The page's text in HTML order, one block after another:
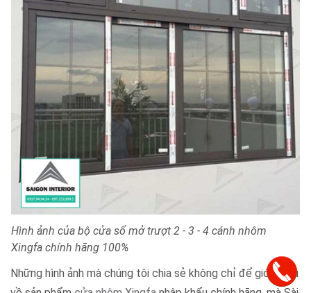
Hình ảnh của bộ cửa sổ mở trượt 2 - 3 - 4 cánh nhôm
Xingfa chính hãng 100%
Những hình ảnh mà chúng tôi chia sẻ không chỉ để giới thiệu